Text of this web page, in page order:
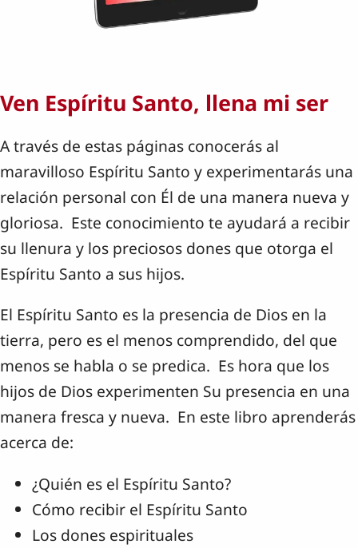
Ven Espíritu Santo, llena mi ser
A través de estas páginas conocerás al
maravilloso Espíritu Santo y experimentarás una
relación personal con Él de una manera nueva y
gloriosa. Este conocimiento te ayudará a recibir
su llenura y los preciosos dones que otorga el
Espíritu Santo a sus hijos.
El Espíritu Santo es la presencia de Dios en la
tierra, pero es el menos comprendido, del que
menos se habla o se predica. Es hora que los
hijos de Dios experimenten Su presencia en una
manera fresca y nueva. En este libro aprenderás
acerca de:
¿Quién es el Espíritu Santo?
Cómo recibir el Espíritu Santo
Los dones espirituales